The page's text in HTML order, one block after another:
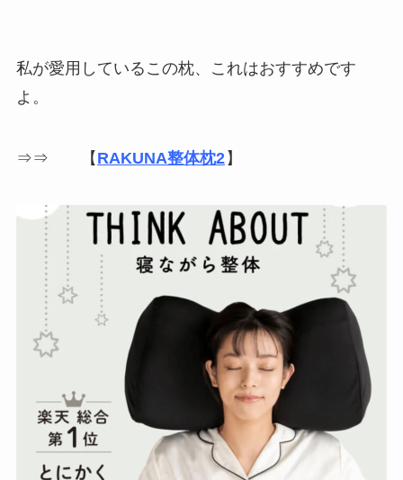
私が愛用しているこの枕、これはおすすめです
よ。
⇒⇒ 【 RAKUNA整体枕2 】